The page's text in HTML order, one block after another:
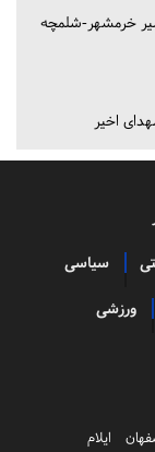
خرمشهر-شلمچه
اخیر
سیاسی
ورزشی
ایلام